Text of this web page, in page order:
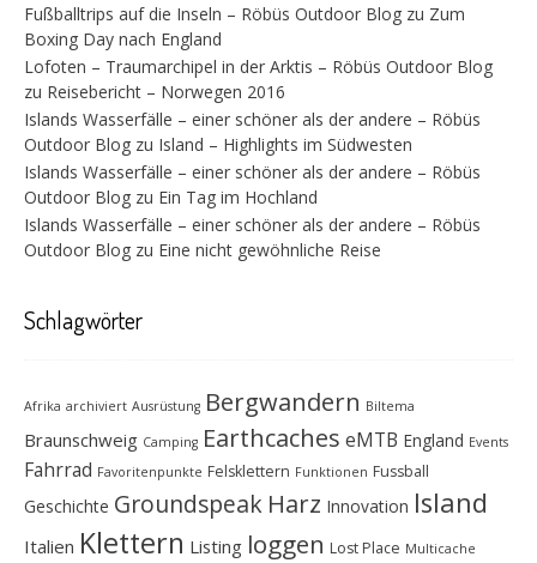
Fußballtrips auf die Inseln – Röbüs Outdoor Blog zu Zum
Boxing Day nach England
Lofoten – Traumarchipel in der Arktis – Röbüs Outdoor Blog
zu Reisebericht – Norwegen 2016
Islands Wasserfälle – einer schöner als der andere – Röbüs
Outdoor Blog zu Island – Highlights im Südwesten
Islands Wasserfälle – einer schöner als der andere – Röbüs
Outdoor Blog zu Ein Tag im Hochland
Islands Wasserfälle – einer schöner als der andere – Röbüs
Outdoor Blog zu Eine nicht gewöhnliche Reise
Schlagwörter
Afrika archiviert Ausrüstung Bergwandern Biltema
Braunschweig Camping Earthcaches eMTB England Events
Fahrrad Favoritenpunkte Felsklettern Funktionen Fussball
Geschichte Groundspeak Harz Innovation Island
Italien Klettern Listing loggen Lost Place Multicache